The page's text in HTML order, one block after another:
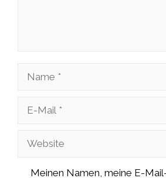
Name
Website
Meinen Namen, meine E-